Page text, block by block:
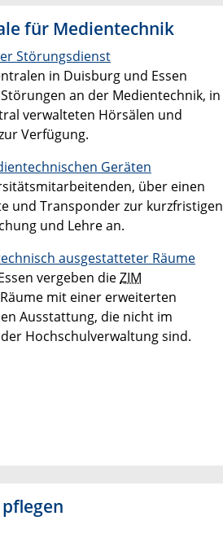
für Medientechnik
Störungsdienst
in Duisburg und Essen
an der Medientechnik, in
verwalteten Hörsälen und
Verfügung.
Geräten
über einen
und Transponder zur kurzfristigen
und Lehre an.
ausgestatteter Räume
vergeben dieZIM
mit einer erweiterten
Ausstattung, die nicht im
Hochschulverwaltung sind.